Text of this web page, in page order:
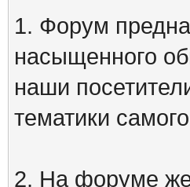
1. Форум
насыщенного
наши
тематики
2. На форуме